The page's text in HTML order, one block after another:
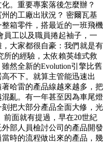
。重要專案落後怎麼辦？
的工廠出狀況？ 密爾瓦基
箱零件，搭最近的一班飛機
員工以及職員捲起袖子，一
大家都很自豪：我們就是有
所的經驗，太依賴英雄式救
然全新的Evolution引擎比舊
不下。就算主管能迅速出
哈雷的產品線越來越多，把
亂。有一年甚至因為車尾燈
把大部分產品全面大修，光
前面就有提過，早在20世紀
部人員檢討公司的產品開發
時的流程做出來的產品，幾